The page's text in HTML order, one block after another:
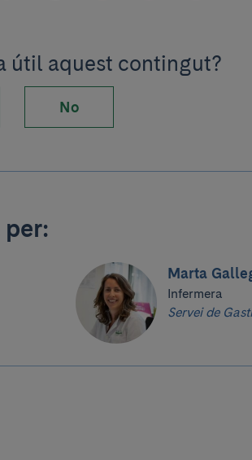
útil aquest contingut?
No
Marta
Infermera
Servei de